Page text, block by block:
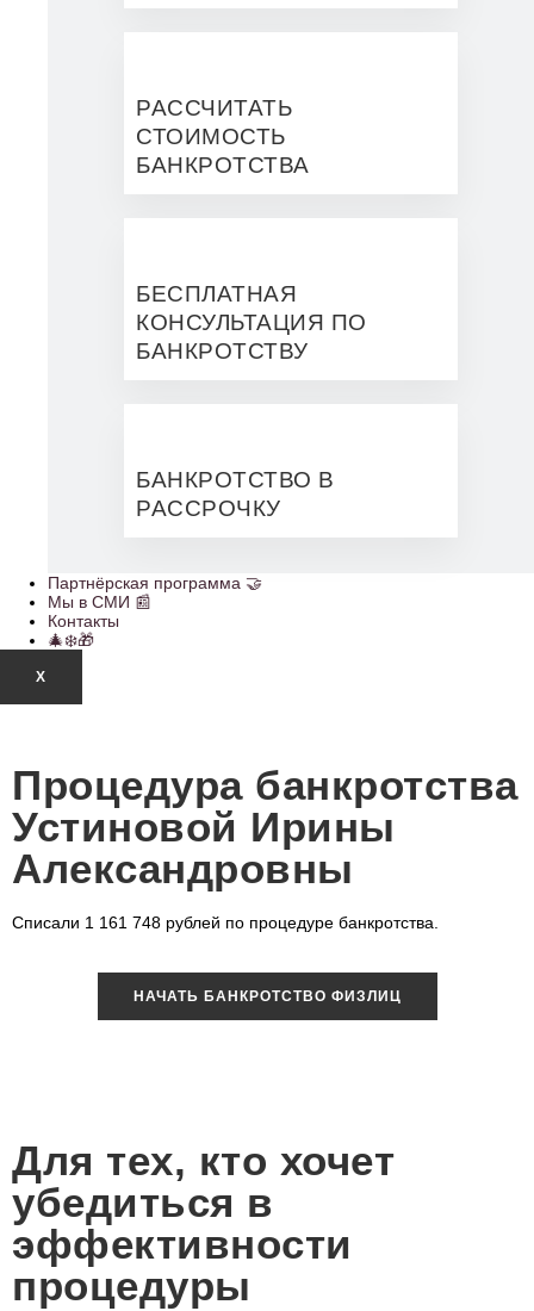
РАССЧИТАТЬ
СТОИМОСТЬ
БАНКРОТСТВА
БЕСПЛАТНАЯ
КОНСУЛЬТАЦИЯ ПО
БАНКРОТСТВУ
БАНКРОТСТВО В
РАССРОЧКУ
Партнёрская программа 🤝
Мы в СМИ 📰
Контакты
🎄❄️🎁
X
Процедура банкротства
Устиновой Ирины
Александровны
Списали 1 161 748 рублей по процедуре банкротства.
НАЧАТЬ БАНКРОТСТВО ФИЗЛИЦ
Для тех, кто хочет
убедиться в
эффективности
процедуры